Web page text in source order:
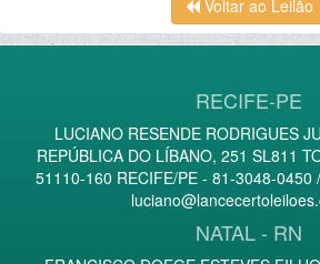
Voltar ao Leilão
RECIFE-PE
LUCIANO RESENDE RODRIGUES
REPÚBLICA DO LÍBANO, 251 SL811
51110-160 RECIFE/PE - 81-3048-0450
NATAL - RN